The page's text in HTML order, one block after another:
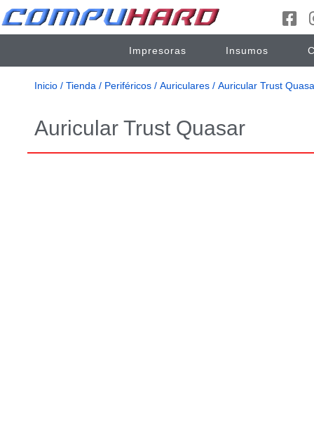
Impresoras Insumos
Inicio / Tienda / Periféricos / Auriculares / Auricular Trust
Auricular Trust Quasar